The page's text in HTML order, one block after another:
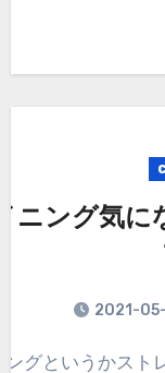
ニング気に
2021-